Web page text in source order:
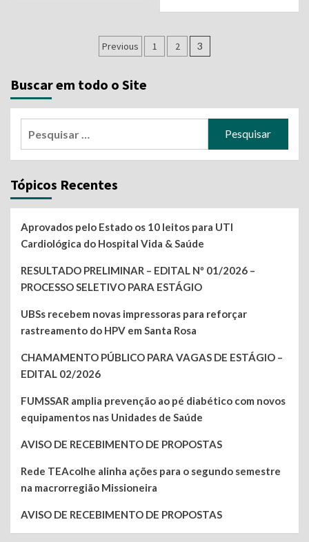
Navegação
posts
Previous 1 2 3
Buscar em todo o Site
Tópicos Recentes
Aprovados pelo Estado os 10 leitos para UTI
Cardiológica do Hospital Vida & Saúde
RESULTADO PRELIMINAR – EDITAL Nº 01/2026 –
PROCESSO SELETIVO PARA ESTÁGIO
UBSs recebem novas impressoras para reforçar
rastreamento do HPV em Santa Rosa
CHAMAMENTO PÚBLICO PARA VAGAS DE ESTÁGIO –
EDITAL 02/2026
FUMSSAR amplia prevenção ao pé diabético com novos
equipamentos nas Unidades de Saúde
AVISO DE RECEBIMENTO DE PROPOSTAS
Rede TEAcolhe alinha ações para o segundo semestre
na macrorregião Missioneira
AVISO DE RECEBIMENTO DE PROPOSTAS